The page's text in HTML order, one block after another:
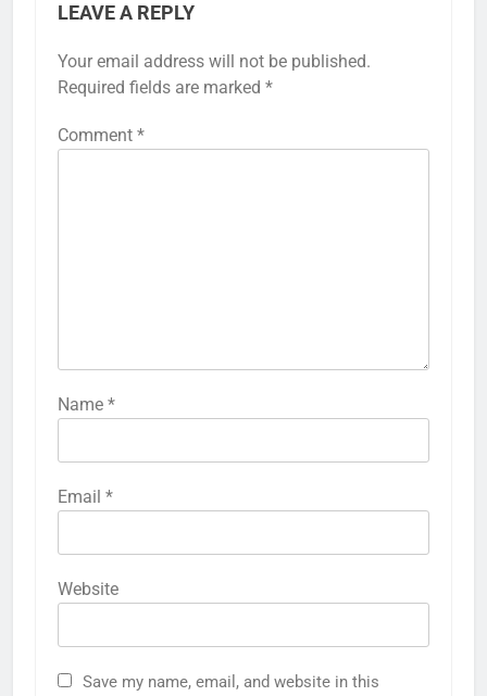
LEAVE A REPLY
Your email address will not be published.
Required fields are marked *
Comment *
Name *
Email *
Website
Save my name, email, and website in this